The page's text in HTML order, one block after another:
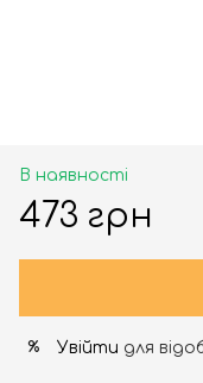
В наявності
473 грн
% Увійти для